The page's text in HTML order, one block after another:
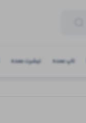
تاپ عمده تیشرت عمده